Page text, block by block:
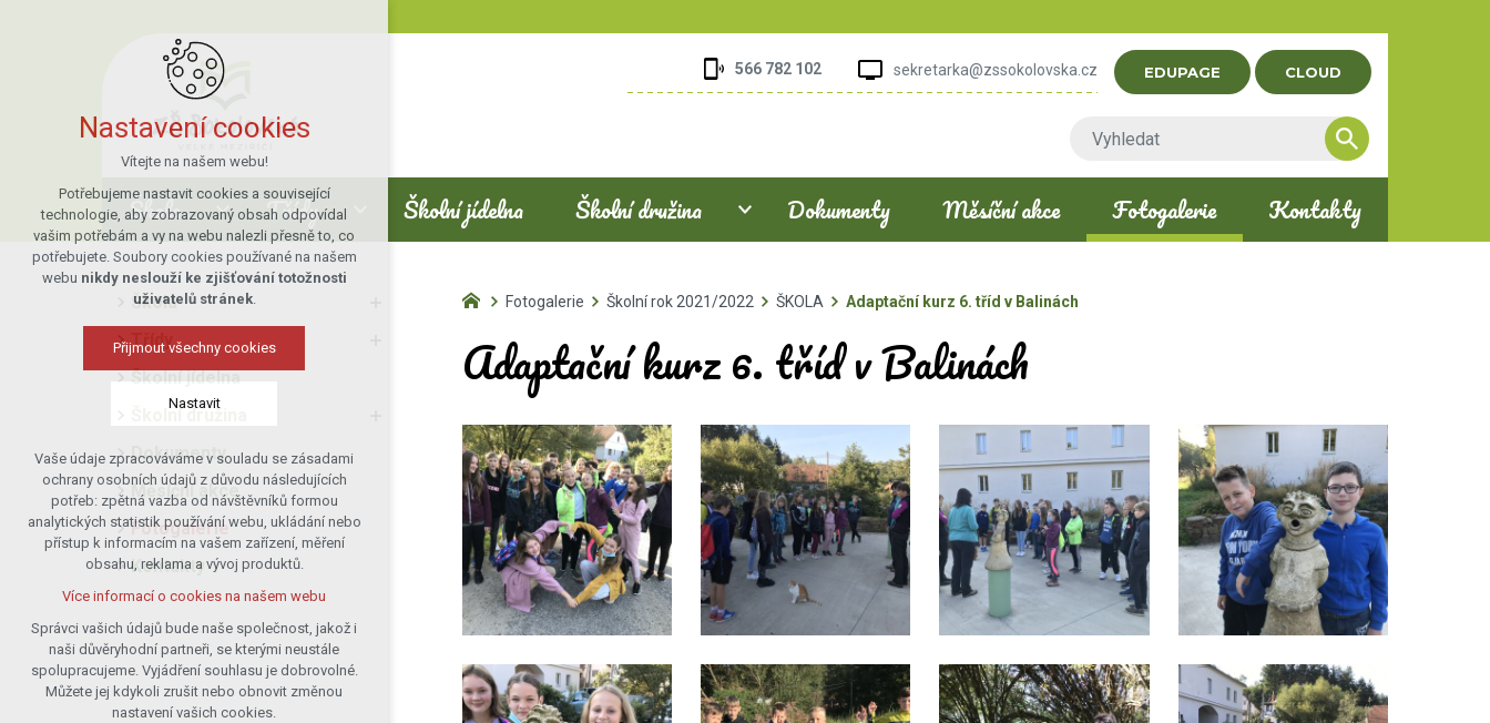
566 782 102 sekretarka@zssokolovska.cz EDUPAGE CLOUD
Škola Třídy Školní jídelna Školní družina Dokumenty Měsíční akce Fotogalerie Kontakty
Škola
Třídy
Školní jídelna
Školní družina
Dokumenty
Měsíční akce
Fotogalerie
Kontakty
Fotogalerie Školní rok 2021/2022 ŠKOLA Adaptační kurz 6. tříd v Balinách
Adaptační kurz 6. tříd v Balinách
Nastavení cookies
Vítejte na našem webu!
Potřebujeme nastavit cookies a související
technologie, aby zobrazovaný obsah odpovídal
vašim potřebám a vy na webu nalezli přesně to, co
potřebujete. Soubory cookies používané na našem
webu nikdy neslouží ke zjišťování totožnosti
uživatelů stránek.
Přijmout všechny cookies
Nastavit
Technická cookies
nutná pro provozování webu
udržení kontextu stránek (session):
případná přihlášení, volby jazyka, apod.
Volitelná cookies
analytická pro anonymizované
vyhodnocení návštěvnosti
marketingová cookies (Google)
Více informací o cookies na našem webu
Vaše údaje zpracováváme v souladu se zásadami
ochrany osobních údajů z důvodu následujících
potřeb: zpětná vazba od návštěvníků formou
analytických statistik používání webu, ukládání nebo
přístup k informacím na vašem zařízení, měření
obsahu, reklama a vývoj produktů.
Více informací o cookies na našem webu
Správci vašich údajů bude naše společnost, jakož i
naši důvěryhodní partneři, se kterými neustále
spolupracujeme. Vyjádření souhlasu je dobrovolné.
Můžete jej kdykoli zrušit nebo obnovit změnou
nastavení vašich cookies.